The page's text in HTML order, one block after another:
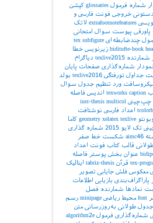
شماره فرمول glossaries کپشن
خروجی فونت فارسی و
extrafootnotefeatures لاتک
پیوست‌ سوال امتحانی
چندضابطه‌ای tex subfigure
biditufte-book زیرنویس خطا
شمارنده texlive2015 دیاگرام
شماره‌گذاری صفحات پایان
جداول تورفتگی texlive2016 بولد
ورد تنظیم جدول سوال
texworks caption اندیس فاصله
چپ‌چینی iust-thesis multicol
اعداد فارسی نوشتافت
geometry xelatex texlive
کاما
تک لایو 2015
شماره گذاری
aimc46 شکست خط صفر
قالب کتاب فونت اعداد
عنوان بخش پوستر
فاصله
tex- قرآن tabriz-thesis
ایتالیک
معکوس فلش جایابی تصویر
پاراگراف‌بندی بازیابی اطلاعات
نمادها
شمارنده فصل
font محیط ریاضی minipage رسم
جدول طولانی به‌روزرسانی متن
شماره‌گذاری فرمول algorithm2e